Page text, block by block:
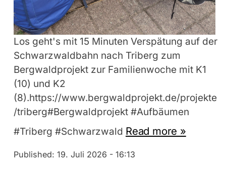
Los geht's mit 15 Minuten Verspätung auf der
Schwarzwaldbahn nach Triberg zum
Bergwaldprojekt zur Familienwoche mit K1
(10) und K2
(8).https://www.bergwaldprojekt.de/projekte
/triberg#Bergwaldprojekt #Aufbäumen
#Triberg #Schwarzwald Read more »
Published: 19. Juli 2026 - 16:13